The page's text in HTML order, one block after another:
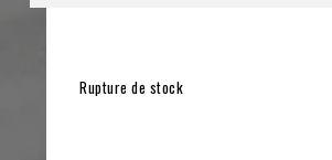
Rupture de stock